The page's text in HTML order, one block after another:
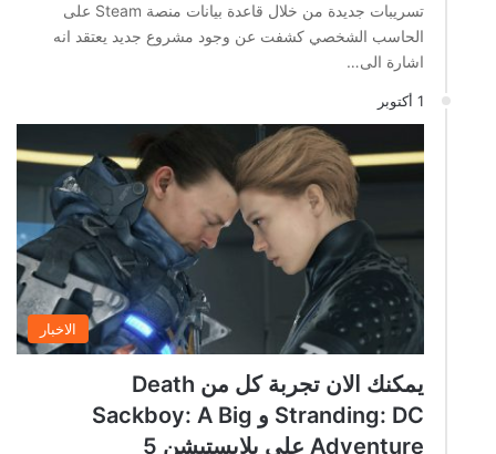
تسريبات جديدة من خلال قاعدة بيانات منصة Steam على
الحاسب الشخصي كشفت عن وجود مشروع جديد يعتقد انه
اشارة الى…
1 أكتوبر
الاخبار
يمكنك الان تجربة كل من Death
Stranding: DC و Sackboy: A Big
Adventure على بلايستيشن 5